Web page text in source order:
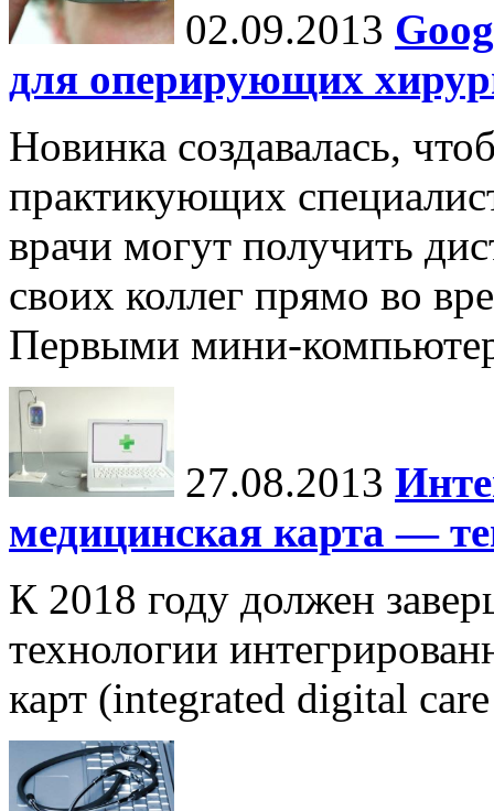
02.09.2013
для оперирующих
Новинка создавалась,
практикующих
врачи могут получить
своих коллег прямо во
Первыми мини-
27.08.2013
медицинская карта —
К 2018 году должен
технологии
карт (integrated digital